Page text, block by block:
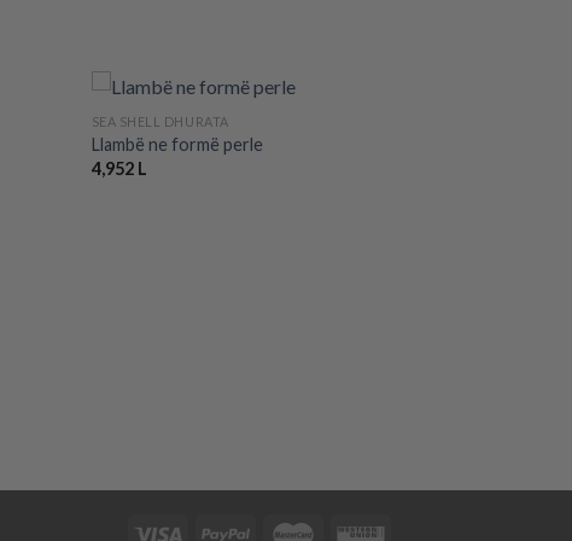
+
SEA SHELL DHURATA
Llambë ne formë perle
4,952 L